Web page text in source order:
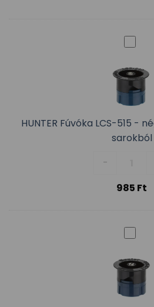
HUNTER Fúvóka LCS-515 -
sarokból
-
985 Ft